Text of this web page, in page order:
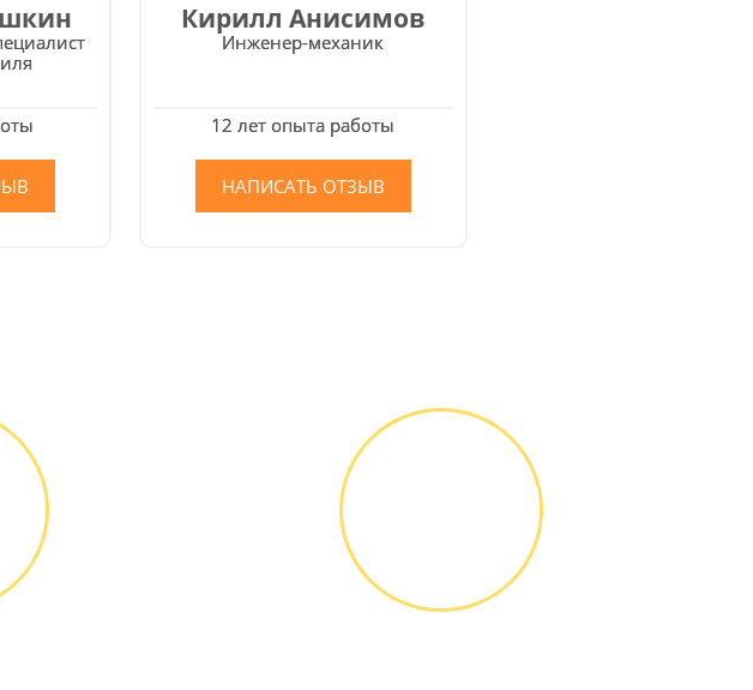
Кирилл Анисимов
Инженер-механик
12 лет опыта работы
НАПИСАТЬ ОТЗЫВ